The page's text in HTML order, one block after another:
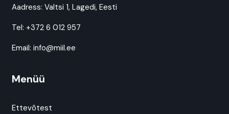
Aadress: Valtsi 1, Lagedi, Eesti
Tel: +372 6 012 957
Email: info@miil.ee
Menüü
Ettevõtest